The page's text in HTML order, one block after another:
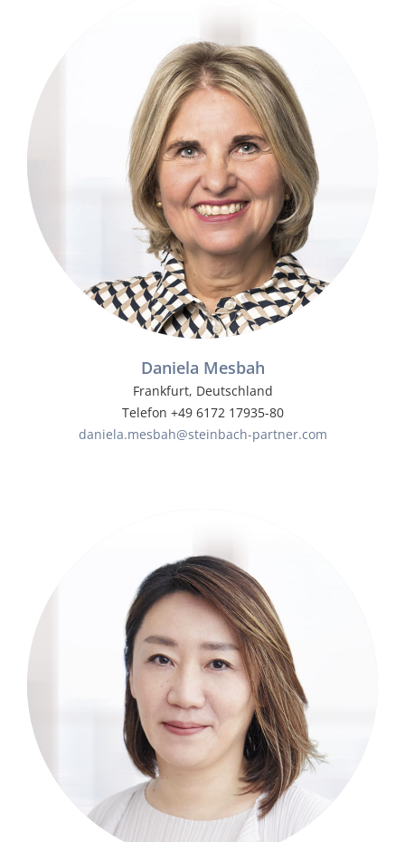
Daniela Mesbah
Frankfurt, Deutschland
Telefon +49 6172 17935-80
daniela.mesbah@steinbach-partner.com